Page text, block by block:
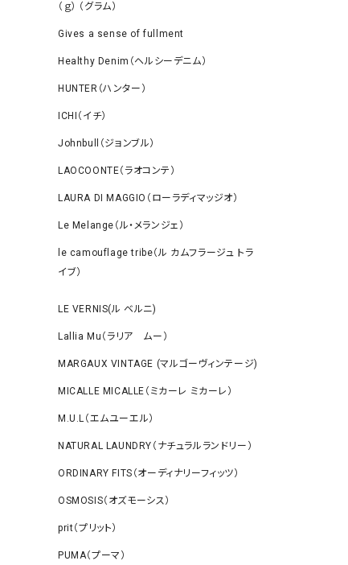
（ｇ） （グラム）
Gives a sense of fullment
Healthy Denim（ヘルシーデニム）
HUNTER（ハンター）
ICHI（イチ）
Johnbull（ジョンブル）
LAOCOONTE（ラオコンテ）
LAURA DI MAGGIO（ローラディマッジオ）
Le Melange（ル・メランジェ）
le camouflage tribe（ル カムフラージュ トラ
イブ）
LE VERNIS(ル ベルニ)
Lallia Mu（ラリア ムー）
MARGAUX VINTAGE (マルゴーヴィンテージ)
MICALLE MICALLE（ミカーレ ミカーレ）
M.U.L（エムユーエル）
NATURAL LAUNDRY（ナチュラルランドリー）
ORDINARY FITS（オーディナリーフィッツ）
OSMOSIS（オズモーシス）
prit（プリット）
PUMA（プーマ）